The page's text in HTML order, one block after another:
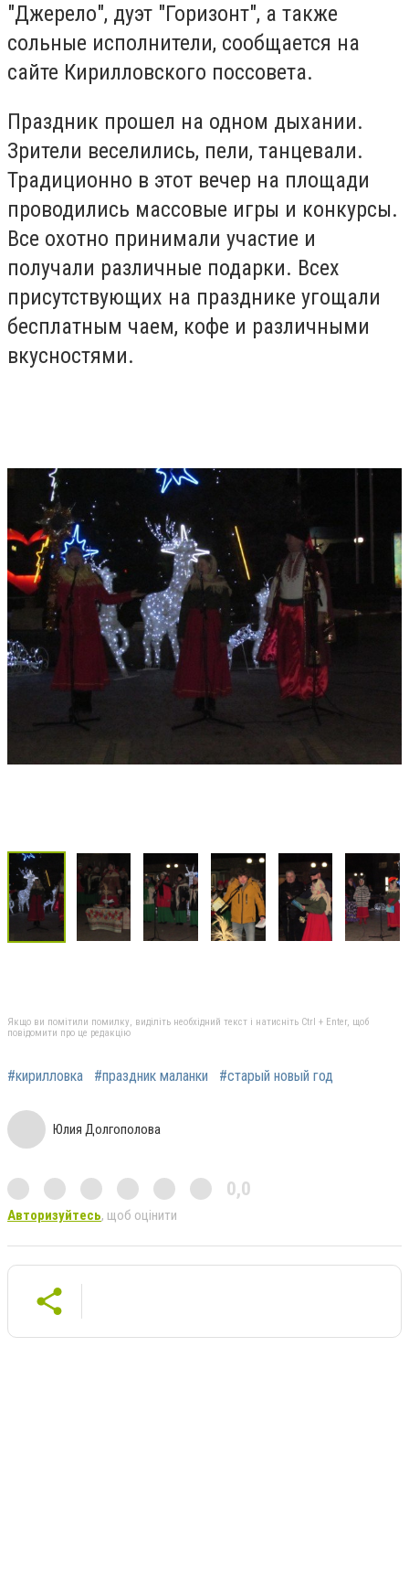
"Джерело", дуэт "Горизонт", а также
сольные исполнители, сообщается на
сайте Кирилловского поссовета.
Праздник прошел на одном дыхании.
Зрители веселились, пели, танцевали.
Традиционно в этот вечер на площади
проводились массовые игры и конкурсы.
Все охотно принимали участие и
получали различные подарки. Всех
присутствующих на празднике угощали
бесплатным чаем, кофе и различными
вкусностями.
Якщо ви помітили помилку, виділіть необхідний текст і натисніть Ctrl + Enter, щоб
повідомити про це редакцію
#кирилловка #праздник маланки #старый новый год
Юлия Долгополова
0,0
Авторизуйтесь, щоб оцінити